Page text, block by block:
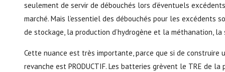
seulement de servir de débouchés lors d’éventuels
marché. Mais l’essentiel des débouchés pour les
de stockage, la production d’hydrogène et la méthanation,
Cette nuance est très importante, parce que si de
revanche est PRODUCTIF. Les batteries grèvent le TRE de